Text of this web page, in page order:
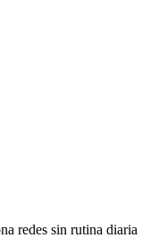
redes sin rutina diaria